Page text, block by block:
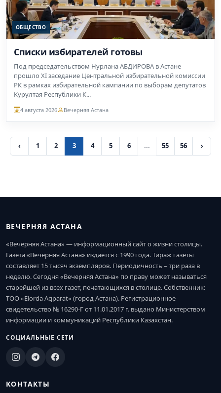
ОБЩЕСТВО
Списки избирателей готовы
Под председательством Нурлана АБДИРОВА в Астане
прошло XI заседание Центральной избирательной комиссии
РК в рамках избирательной кампании по выборам депутатов
Курултая Республики К...
4 августа 2026 Вечерняя Астана
‹ 1 2 3 4 5 6 ... 55 56 ›
ВЕЧЕРНЯЯ АСТАНА
«Вечерняя Астана» — информационный сайт о жизни столицы.
Газета «Вечерняя Астана» издается с 1990 года. Тираж газеты
составляет 15 тысяч экземпляров. Периодичность – три раза в
неделю. Сегодня «Вечерняя Астана» по праву может называться
старейшей из всех газет, печатающихся в столице. Собственник:
ТОО «Elorda Aqparat» (город Астана). Регистрационное
свидетельство № 16290-Г от 11.01.2017 г. выдано Министерством
информации и коммуникаций Республики Казахстан.
СОЦИАЛЬНЫЕ СЕТИ
КОНТАКТЫ